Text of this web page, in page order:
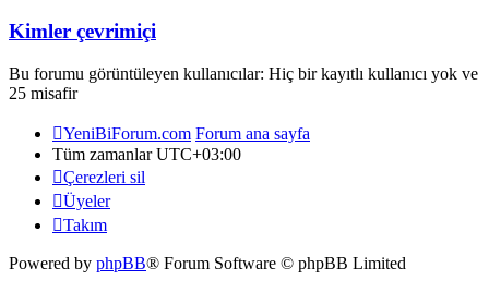
Kimler çevrimiçi
Bu forumu görüntüleyen kullanıcılar: Hiç bir kayıtlı kullanıcı yok ve
25 misafir
YeniBiForum.com Forum ana sayfa
Tüm zamanlarUTC+03:00
Çerezleri sil
Üyeler
Takım
Powered by phpBB® Forum Software © phpBB Limited